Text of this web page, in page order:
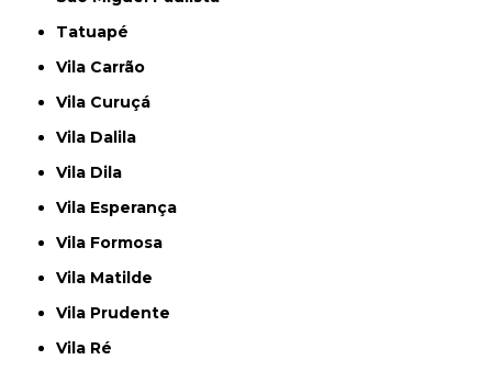
Tatuapé
Vila Carrão
Vila Curuçá
Vila Dalila
Vila Dila
Vila Esperança
Vila Formosa
Vila Matilde
Vila Prudente
Vila Ré